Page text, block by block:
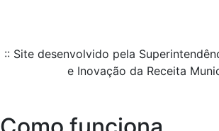
:: Site desenvolvido pela
e Inovação da Receita